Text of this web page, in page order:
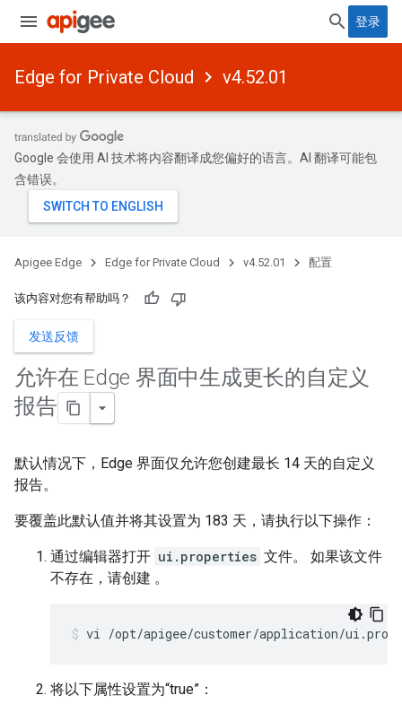
登录
Edge for Private Cloud v4.52.01
Google 会使用 AI 技术将内容翻译成您偏好的语言。AI 翻译可能包
含错误。
Apigee Edge Edge for Private Cloud v4.52.01 配置
该内容对您有帮助吗？
发送反馈
允许在 Edge 界面中生成更长的自定义
报告
默认情况下，Edge 界面仅允许您创建最长 14 天的自定义
报告。
要覆盖此默认值并将其设置为 183 天，请执行以下操作：
通过编辑器打开 ui.properties 文件。 如果该文件
不存在，请创建 。
vi /opt/apigee/customer/application/
将以下属性设置为“true”：